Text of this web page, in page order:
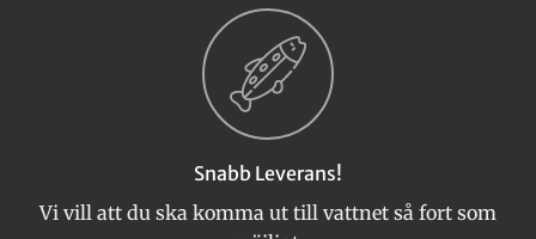
Snabb Leverans!
Vi vill att du ska komma ut till vattnet så fort som